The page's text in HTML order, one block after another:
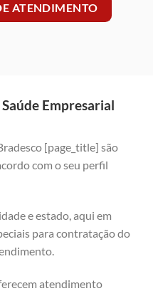
ATENDIMENTO
Empresarial
[page_title] são
com o seu perfil
e estado, aqui em
para contratação do
atendimento